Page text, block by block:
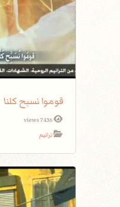
قوموا نسبح كلنا
7436 views
ترانيم